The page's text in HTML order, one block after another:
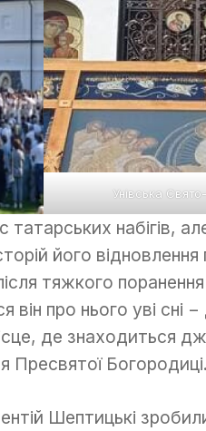
Унівська
набігів,
його
тяжкого
він про нього уві сні
де знаходиться
Пресвятої Богородиці.
Шептицькі